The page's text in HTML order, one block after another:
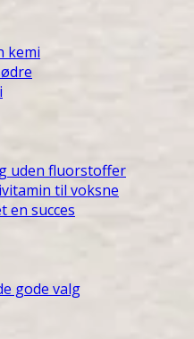
kemi
uden fluorstoffer
til voksne
en succes
gode valg